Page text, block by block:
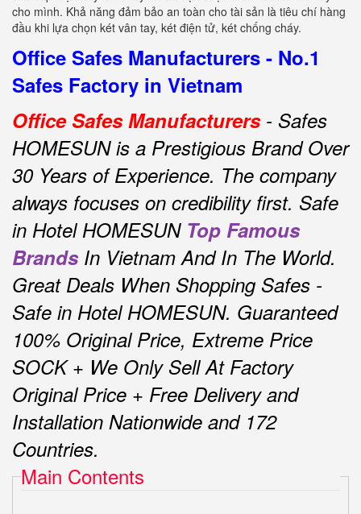
cho mình. Khả năng đảm bảo an toàn cho tài sản là tiêu chí hàng
đầu khi lựa chọn két vân tay, két điện tử, két chống cháy.
Office Safes Manufacturers - No.1
Safes Factory in Vietnam
Office Safes Manufacturers - Safes
HOMESUN is a Prestigious Brand Over
30 Years of Experience. The company
always focuses on credibility first. Safe
in Hotel HOMESUN Top Famous
Brands In Vietnam And In The World.
Great Deals When Shopping Safes -
Safe in Hotel HOMESUN. Guaranteed
100% Original Price, Extreme Price
SOCK + We Only Sell At Factory
Original Price + Free Delivery and
Installation Nationwide and 172
Countries.
Main Contents